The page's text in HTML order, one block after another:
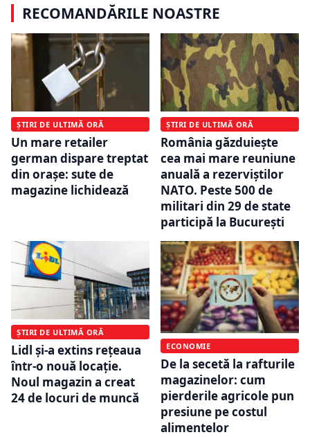
RECOMANDĂRILE NOASTRE
ȘTIRI DE ULTIMĂ ORĂ
Un mare retailer
german dispare treptat
din orașe: sute de
magazine lichidează
ȘTIRI DE ULTIMĂ ORĂ
România găzduiește
cea mai mare reuniune
anuală a rezerviștilor
NATO. Peste 500 de
militari din 29 de state
participă la București
ȘTIRI DE ULTIMĂ ORĂ
Lidl și-a extins rețeaua
într-o nouă locație.
Noul magazin a creat
24 de locuri de muncă
ECONOMIE
De la secetă la rafturile
magazinelor: cum
pierderile agricole pun
presiune pe costul
alimentelor